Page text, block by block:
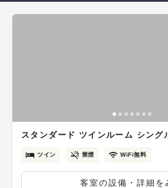
スタンダード ツインルーム シング
ツイン 禁煙 WiFi無料
客室の設備・詳細を